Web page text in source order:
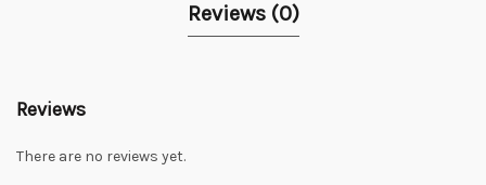
Reviews (0)
Reviews
There are no reviews yet.